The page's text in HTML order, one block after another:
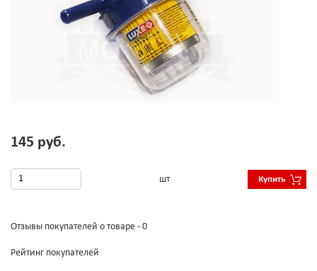
145 руб.
шт Купить
Отзывы покупателей о товаре - 0
Рейтинг покупателей